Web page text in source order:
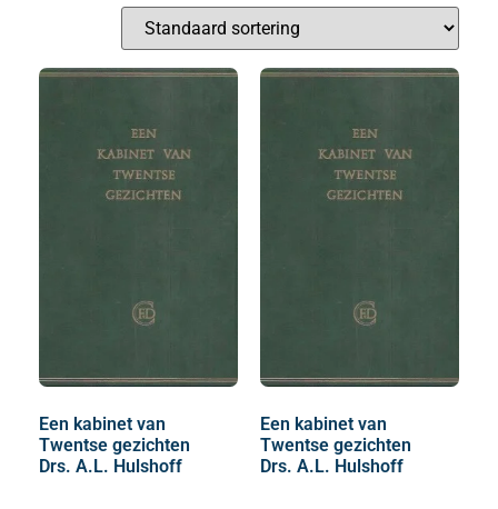
Een kabinet van
Twentse gezichten
Drs. A.L. Hulshoff
Een kabinet van
Twentse gezichten
Drs. A.L. Hulshoff